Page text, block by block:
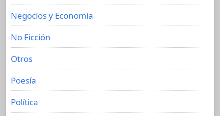
Negocios y Economia
No Ficción
Otros
Poesía
Política